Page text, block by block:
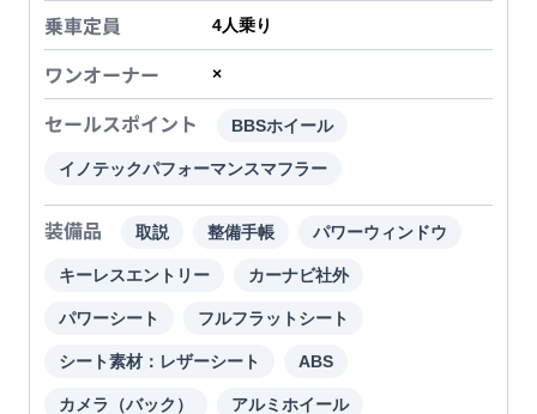
乗車定員 4人乗り
ワンオーナー ×
セールスポイント BBSホイール
イノテックパフォーマンスマフラー
装備品 取説 整備手帳 パワーウィンドウ
キーレスエントリー カーナビ社外
パワーシート フルフラットシート
シート素材：レザーシート ABS
カメラ（バック） アルミホイール